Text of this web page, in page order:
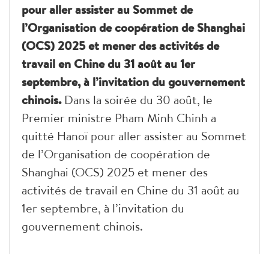
pour aller assister au Sommet de
l’Organisation de coopération de Shanghai
(OCS) 2025 et mener des activités de
travail en Chine du 31 août au 1er
septembre, à l’invitation du gouvernement
chinois. Dans la soirée du 30 août, le
Premier ministre Pham Minh Chinh a
quitté Hanoï pour aller assister au Sommet
de l’Organisation de coopération de
Shanghai (OCS) 2025 et mener des
activités de travail en Chine du 31 août au
1er septembre, à l’invitation du
gouvernement chinois.